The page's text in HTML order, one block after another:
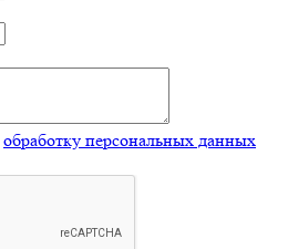
обработку персональных данных